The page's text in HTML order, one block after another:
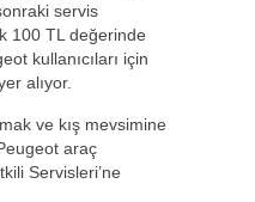
servis
100 TL değerinde
kullanıcıları için
alıyor.
ve kış mevsimine
araç
Servisleri’ne